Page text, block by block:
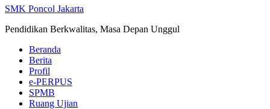
SMK Poncol Jakarta
Pendidikan Berkwalitas, Masa Depan Unggul
Beranda
Berita
Profil
e-PERPUS
SPMB
Ruang Ujian